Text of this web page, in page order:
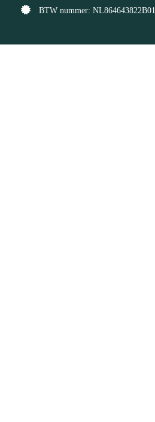
BTW nummer: NL864643822B01